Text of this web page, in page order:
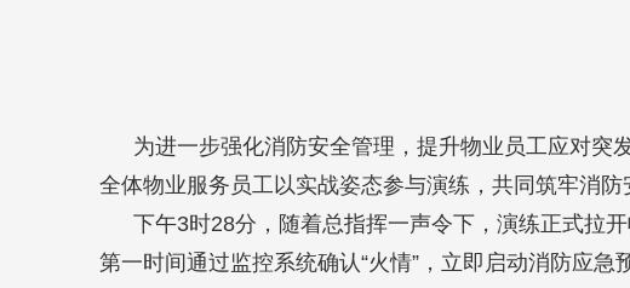
为进一步强化消防安全管理，提升物业员工应对突
全体物业服务员工以实战姿态参与演练，共同筑牢消防
下午3时28分，随着总指挥一声令下，演练正式拉
第一时间通过监控系统确认“火情”，立即启动消防应